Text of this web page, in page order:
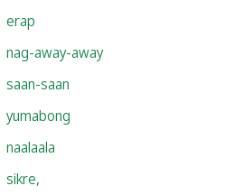
erap
nag-away-away
saan-saan
yumabong
naalaala
sikre,